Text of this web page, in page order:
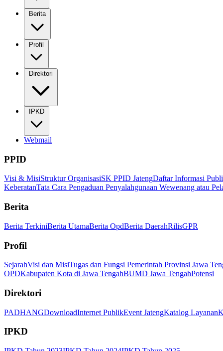
Berita
Profil
Direktori
IPKD
Webmail
PPID
Visi & MisiStruktur OrganisasiSK PPID JatengDaftar Informasi
KeberatanTata Cara Pengaduan Penyalahgunaan Wewenang atau
Berita
Berita TerkiniBerita UtamaBerita OpdBerita DaerahRilisGPR
Profil
SejarahVisi dan MisiTugas dan Fungsi Pemerintah Provinsi Jawa
OPDKabupaten Kota di Jawa TengahBUMD Jawa TengahPotensi
Direktori
PADHANGDownloadInternet PublikEvent JatengKatalog Layanan
IPKD